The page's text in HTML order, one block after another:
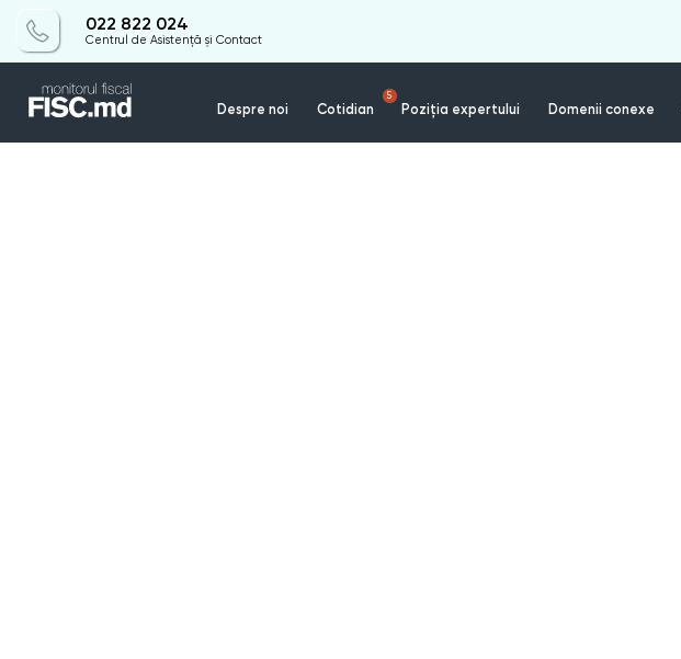
022 822 024
Centrul de Asistență și Contact
Despre noi Cotidian
5
Poziția expertului Domenii conexe